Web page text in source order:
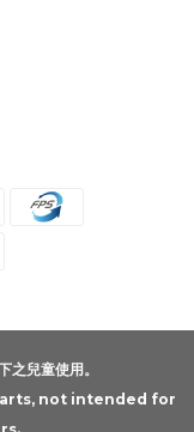
之兒童使用。
not intended for